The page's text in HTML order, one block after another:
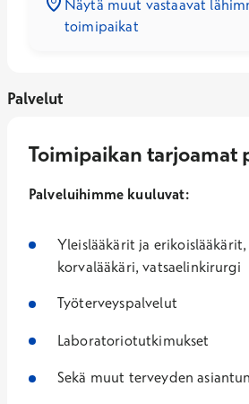
Näytä muut vastaavat
toimipaikat
Palvelut
Toimipaikan tarjoamat
Palveluihimme kuuluvat:
Yleislääkärit ja
korvalääkäri, vatsaelinkirurgi
Työterveyspalvelut
Laboratoriotutkimukset
Sekä muut terveyden